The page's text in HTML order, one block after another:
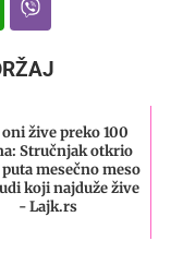
žive preko 100
Stručnjak otkrio
mesečno meso
koji najduže žive
- Lajk.rs